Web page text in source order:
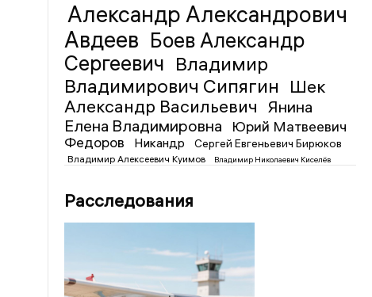
Александр Александрович
Авдеев Боев Александр
Сергеевич Владимир
Владимирович Сипягин Шек
Александр Васильевич
Янина
Елена Владимировна
Юрий Матвеевич
Федоров
Никандр Сергей Евгеньевич Бирюков
Владимир Алексеевич Куимов Владимир Николаевич Киселёв
Расследования